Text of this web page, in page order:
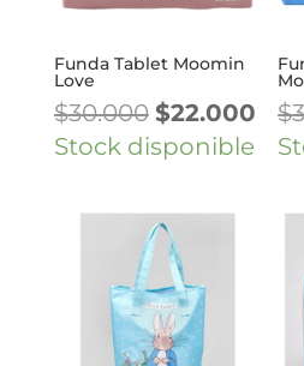
Funda Tablet Moomin
Love
$30.000 El
precio
$30.000.
$22.000El
Stock disponible
$